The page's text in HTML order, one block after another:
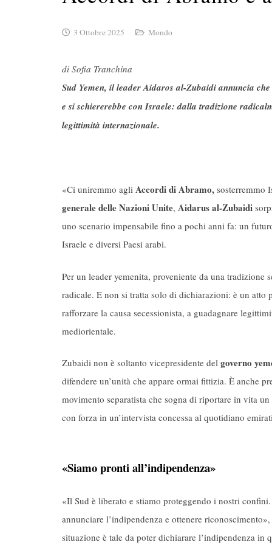
3 Ottobre 2025 Mondo
di Sofia Tranchina
Sud Yemen, il leader Aidaros al-Zubaidi annuncia
e si schiererebbe con Israele: dalla tradizione
legittimità internazionale.
«Ci uniremmo agli Accordi di Abramo, sosterremmo
generale delle Nazioni Unite, Aidarusal-Zubaidi
uno scenario impensabile fino a pochi anni fa: un
Israele e diversi Paesi arabi.
Per un leader yemenita, proveniente da una
radicale. E non si tratta solo di dichiarazioni: è un
rafforzare la causa secessionista, a guadagnare
mediorientale.
Zubaidi non è soltanto vicepresidente del governo
difendere un’unità che appare ormai fittizia. È anche
movimento separatista che sogna di riportare in vita
con forza in un’intervista concessa al quotidiano
«Siamo pronti all’indipendenza»
«Il Sud è liberato e stiamo proteggendo i nostri
annunciare l’indipendenza e ottenere
situazione è tale da poter dichiarare l’indipendenza